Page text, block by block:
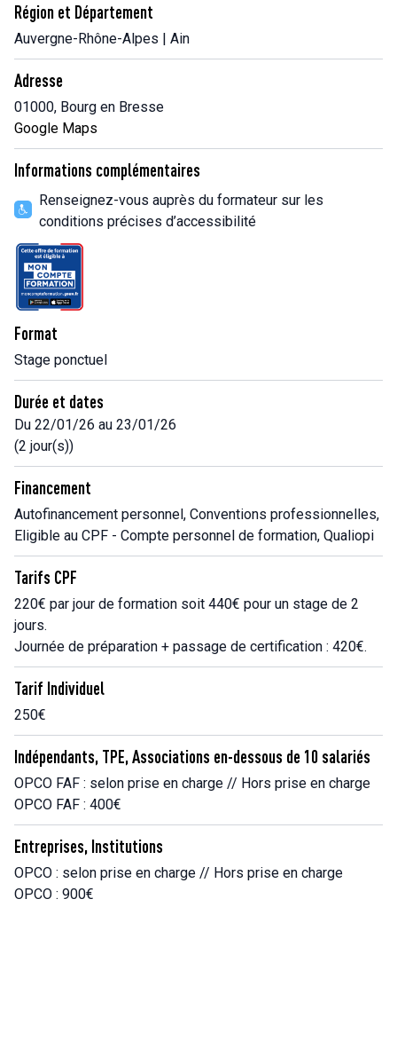
Région et Département
Auvergne-Rhône-Alpes | Ain
Adresse
01000, Bourg en Bresse
Google Maps
Informations complémentaires
Renseignez-vous auprès du formateur sur les
conditions précises d’accessibilité
Format
Stage ponctuel
Durée et dates
Du 22/01/26 au 23/01/26
(2 jour(s))
Financement
Autofinancement personnel, Conventions professionnelles,
Eligible au CPF - Compte personnel de formation, Qualiopi
Tarifs CPF
220€ par jour de formation soit 440€ pour un stage de 2
jours.
Journée de préparation + passage de certification : 420€.
Tarif Individuel
250€
Indépendants, TPE, Associations en-dessous de 10 salariés
OPCO FAF : selon prise en charge // Hors prise en charge
OPCO FAF : 400€
Entreprises, Institutions
OPCO : selon prise en charge // Hors prise en charge
OPCO : 900€